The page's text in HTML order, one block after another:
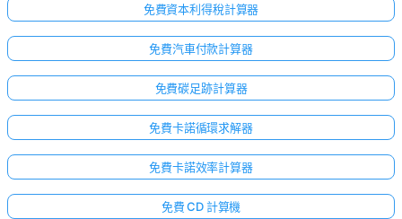
免費資本利得稅計算器
免費汽車付款計算器
免費碳足跡計算器
免費卡諾循環求解器
免費卡諾效率計算器
免費 CD 計算機